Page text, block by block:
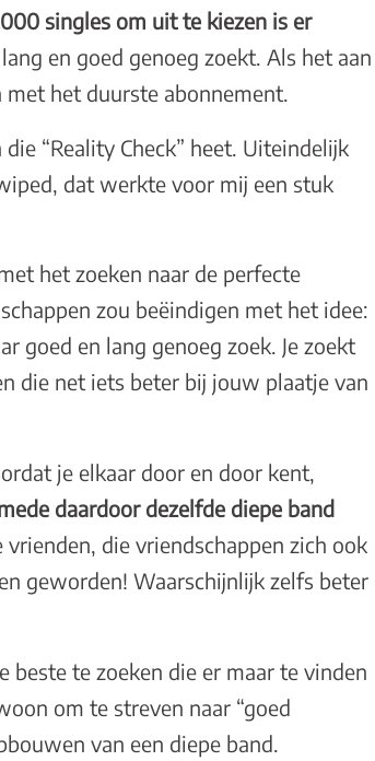
singles om uit te kiezen is er
en goed genoeg zoekt. Als het aan
het duurste abonnement.
“Reality Check” heet. Uiteindelijk
dat werkte voor mij een stuk
het zoeken naar de perfecte
zou beëindigen met het idee:
goed en lang genoeg zoek. Je zoekt
die net iets beter bij jouw plaatje van
je elkaar door en door kent,
daardoor dezelfde diepe band
die vriendschappen zich ook
geworden! Waarschijnlijk zelfs beter
beste te zoeken die er maar te vinden
om te streven naar “goed
van een diepe band.